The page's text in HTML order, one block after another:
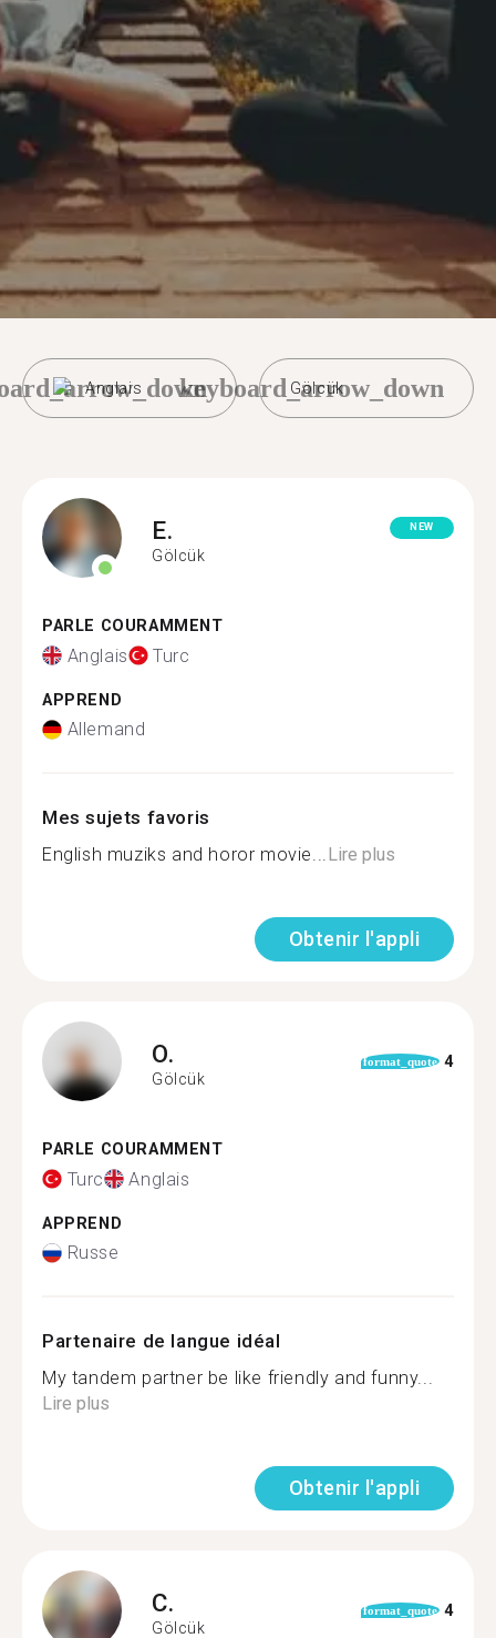
Anglais Gölcük
keyboard_arrow_down
E.
Gölcük
NEW
PARLE COURAMMENT
Anglais Turc
APPREND
Allemand
Mes sujets favoris
English muziks and horor movie...Lire plus
Obtenir l'appli
O.
Gölcük
format_quote 4
PARLE COURAMMENT
Turc Anglais
APPREND
Russe
Partenaire de langue idéal
My tandem partner be like friendly and funny...
Lire plus
Obtenir l'appli
C.
Gölcük
format_quote 4